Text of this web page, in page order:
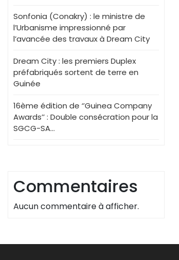
Sonfonia (Conakry) : le ministre de
l’Urbanisme impressionné par
l’avancée des travaux à Dream City
Dream City : les premiers Duplex
préfabriqués sortent de terre en
Guinée
16ème édition de ‘’Guinea Company
Awards’’ : Double consécration pour la
SGCG-SA…
Commentaires
Aucun commentaire à afficher.